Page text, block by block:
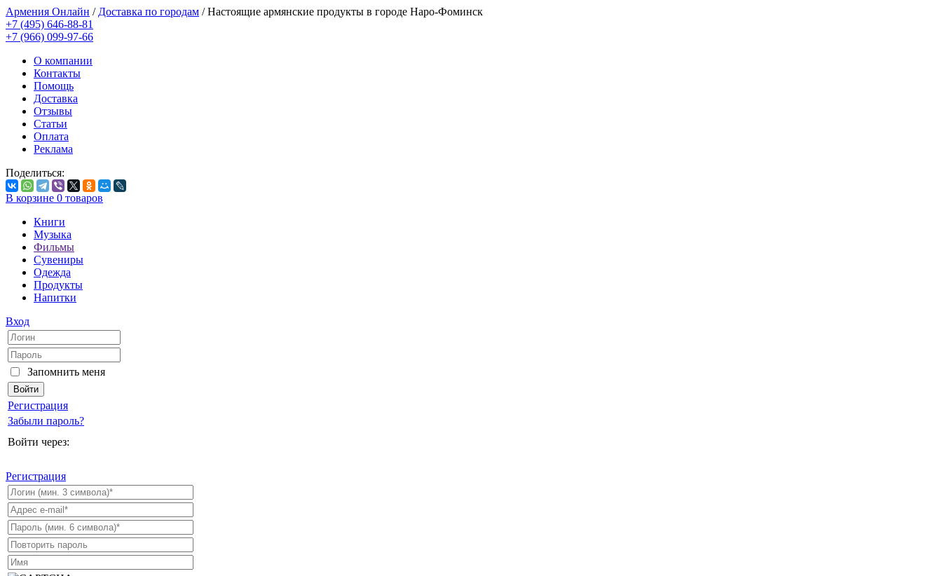
Армения Онлайн / Доставка по городам /Настоящие армянские продукты в городе Наро-Фоминск
+7 (495) 646-88-81
+7 (966) 099-97-66
О компании
Контакты
Помощь
Доставка
Отзывы
Статьи
Оплата
Реклама
Поделиться:
В корзине 0 товаров
Книги
Музыка
Фильмы
Сувениры
Одежда
Продукты
Напитки
Вход
Запомнить меня
Регистрация
Забыли пароль?
Войти через:
Регистрация